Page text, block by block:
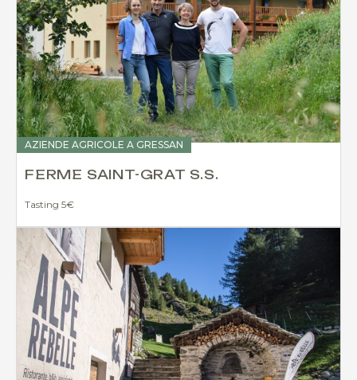
AZIENDE AGRICOLE A GRESSAN
FERME SAINT-GRAT S.S.
Tasting 5€